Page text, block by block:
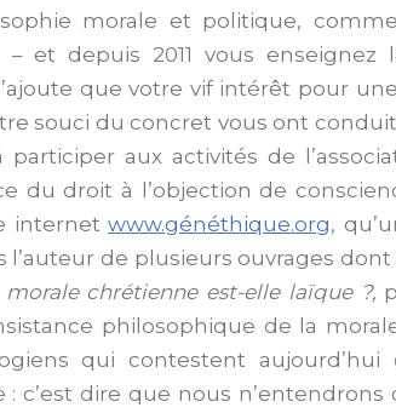
morale et politique,
et depuis 2011 vous enseignez
que votre vif intérêt pour
souci du concret vous ont
aux activités de
du droit à l’objection de
internetwww.généthique.org,
l’auteur de plusieurs ouvrages dont
morale chrétienne est-elle laïque ?,
philosophique de la
qui contestent
: c’est dire que nous